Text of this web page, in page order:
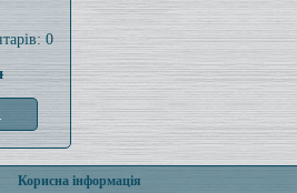
0
Корисна інформація